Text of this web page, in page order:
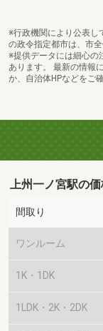
※行政機関により公表し
の政令指定都市は、市
※提供データには細心の
あります。 最新の情報
か、自治体HPなどをご
上州一ノ宮駅の
間取り
ワンルーム
1K・1DK
1LDK・2K・2DK